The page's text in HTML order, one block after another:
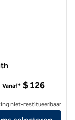
Anaheim South
Vanaf* $ 126
niet-restitueerbaar